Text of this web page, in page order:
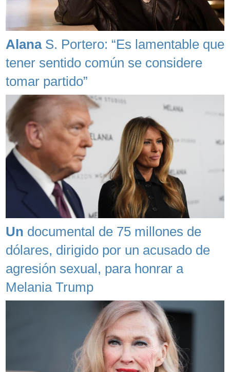
AlanaS. Portero: “Es lamentable que
tener sentido común se considere
tomar partido”
Un documental de 75 millones de
dólares, dirigido por un acusado de
agresión sexual, para honrar a
Melania Trump